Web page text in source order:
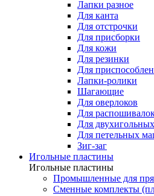
Лапки разное
Для канта
Для отстрочки
Для присборки
Для кожи
Для резинки
Для
Лапки-ролики
Шагающие
Для оверлоков
Для
Для двухигольных
Для петельных
Зиг-заг
Игольные пластины
Игольные пластины
Промышленные для
Сменные комплекты